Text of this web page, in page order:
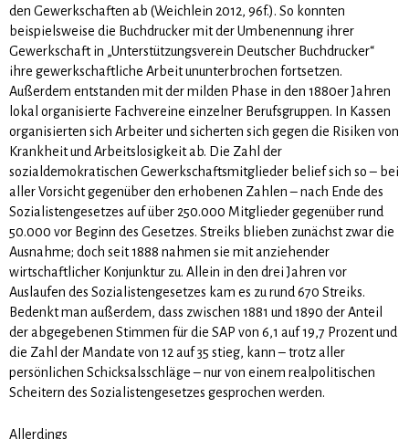
den Gewerkschaften ab (Weichlein 2012, 96f.). So konnten
beispielsweise die Buchdrucker mit der Umbenennung ihrer
Gewerkschaft in „Unterstützungsverein Deutscher Buchdru­cker“
ihre gewerkschaftliche Arbeit ununterbrochen fortsetzen.
Außerdem entstanden mit der milden Phase in den 1880er Jahren
lokal organisierte Fachvereine einzelner Berufsgruppen. In Kassen
organi­sierten sich Arbeiter und sicherten sich gegen die Risiken von
Krankheit und Arbeitslosigkeit ab. Die Zahl der
sozialdemokratischen Gewerkschaftsmitglieder belief sich so – bei
aller Vorsicht gegenüber den erhobenen Zahlen – nach Ende des
Sozialistengesetzes auf über 250.000 Mitglieder gegenüber rund
50.000 vor Beginn des Gesetzes. Streiks blieben zunächst zwar die
Ausnahme; doch seit 1888 nahmen sie mit anziehender
wirtschaftlicher Konjunktur zu. Allein in den drei Jahren vor
Auslaufen des Sozialistengesetzes kam es zu rund 670 Streiks.
Bedenkt man außerdem, dass zwischen 1881 und 1890 der Anteil
der abgegebenen Stimmen für die SAP von 6,1 auf 19,7 Prozent und
die Zahl der Mandate von 12 auf 35 stieg, kann – trotz aller
persönlichen Schick­salsschläge – nur von einem realpolitischen
Scheitern des Sozialistengesetzes gesprochen werden.
Allerdings